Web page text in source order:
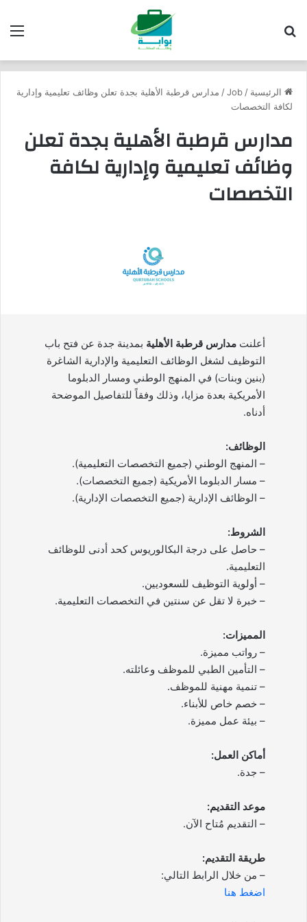
الرئيسية /
Job
/ مدارس قرطبة الأهلية بجدة تعلن وظائف تعليمية وإدارية
لكافة التخصصات
مدارس قرطبة الأهلية بجدة تعلن
وظائف تعليمية وإدارية لكافة
التخصصات
أعلنت مدارس قرطبة الأهلية بمدينة جدة عن فتح باب
التوظيف لشغل الوظائف التعليمية والإدارية الشاغرة
(بنين وبنات) في المنهج الوطني ومسار الدبلوما
الأمريكية بعدة مزايا، وذلك وفقاً للتفاصيل الموضحة
أدناه.
الوظائف:
– المنهج الوطني (جميع التخصصات التعليمية).
– مسار الدبلوما الأمريكية (جميع التخصصات).
– الوظائف الإدارية (جميع التخصصات الإدارية).
الشروط:
– حاصل على درجة البكالوريوس كحد أدنى للوظائف
التعليمية.
– أولوية التوظيف للسعوديين.
– خبرة لا تقل عن سنتين في التخصصات التعليمية.
المميزات:
– رواتب مميزة.
– التأمين الطبي للموظف وعائلته.
– تنمية مهنية للموظف.
– خصم خاص للأبناء.
– بيئة عمل مميزة.
أماكن العمل:
– جدة.
موعد التقديم:
– التقديم مُتاح الآن.
طريقة التقديم:
– من خلال الرابط التالي:
اضغط هنا